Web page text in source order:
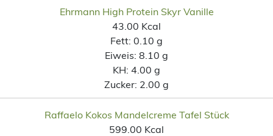
Ehrmann High Protein Skyr Vanille
43.00 Kcal
Fett: 0.10 g
Eiweis: 8.10 g
KH: 4.00 g
Zucker: 2.00 g
Raffaelo Kokos Mandelcreme Tafel Stück
599.00 Kcal